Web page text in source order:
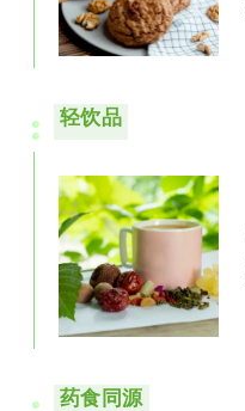
轻饮品
药食同源